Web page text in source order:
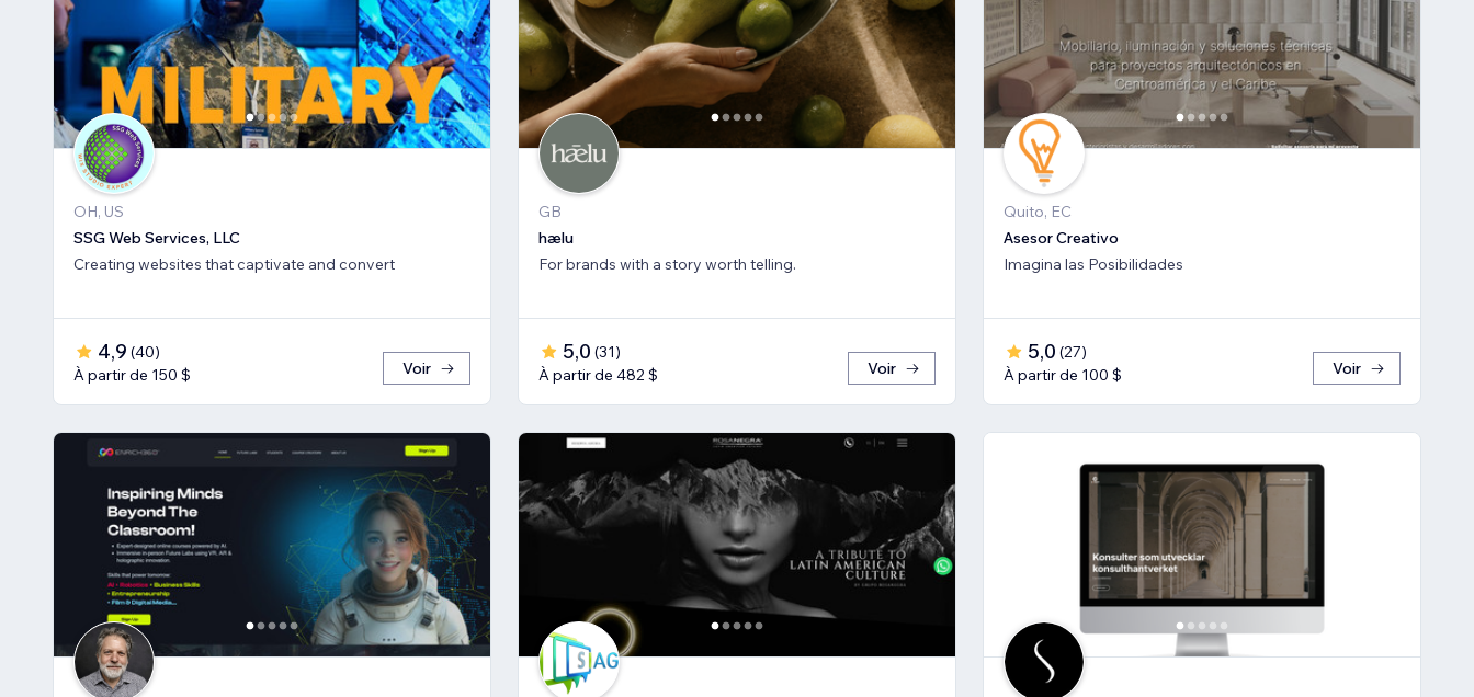
OH, US
SSG Web Services, LLC
Creating websites that captivate and convert
4,9 (40)
À partir de 150 $
Voir
GB
hælu
For brands with a story worth telling.
5,0 (31)
À partir de 482 $
Voir
Quito, EC
Asesor Creativo
Imagina las Posibilidades
5,0 (27)
À partir de 100 $
Voir